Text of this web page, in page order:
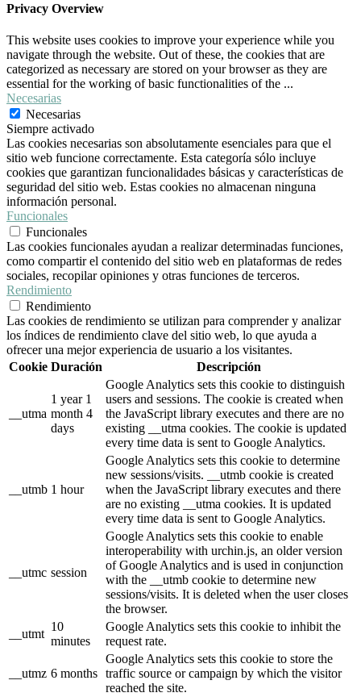
Privacy Overview
This website uses cookies to improve your experience while you
navigate through the website. Out of these, the cookies that are
categorized as necessary are stored on your browser as they are
essential for the working of basic functionalities of the ...
Necesarias
Necesarias
Siempre activado
Las cookies necesarias son absolutamente esenciales para que el
sitio web funcione correctamente. Esta categoría sólo incluye
cookies que garantizan funcionalidades básicas y características de
seguridad del sitio web. Estas cookies no almacenan ninguna
información personal.
Funcionales
Funcionales
Las cookies funcionales ayudan a realizar determinadas funciones,
como compartir el contenido del sitio web en plataformas de redes
sociales, recopilar opiniones y otras funciones de terceros.
Rendimiento
Rendimiento
Las cookies de rendimiento se utilizan para comprender y analizar
los índices de rendimiento clave del sitio web, lo que ayuda a
ofrecer una mejor experiencia de usuario a los visitantes.
Cookie Duración Descripción
__utma
1 year 1
month 4
days
Google Analytics sets this cookie to distinguish
users and sessions. The cookie is created when
the JavaScript library executes and there are no
existing __utma cookies. The cookie is updated
every time data is sent to Google Analytics.
__utmb 1 hour
Google Analytics sets this cookie to determine
new sessions/visits. __utmb cookie is created
when the JavaScript library executes and there
are no existing __utma cookies. It is updated
every time data is sent to Google Analytics.
__utmc session
Google Analytics sets this cookie to enable
interoperability with urchin.js, an older version
of Google Analytics and is used in conjunction
with the __utmb cookie to determine new
sessions/visits. It is deleted when the user closes
the browser.
__utmt
10
minutes
Google Analytics sets this cookie to inhibit the
request rate.
__utmz 6 months
Google Analytics sets this cookie to store the
traffic source or campaign by which the visitor
reached the site.